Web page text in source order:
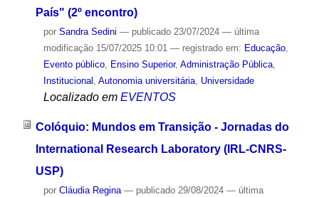
País" (2º encontro)
por Sandra Sedini — publicado23/07/2024 — última
modificação15/07/2025 10:01 — registrado em: Educação,
Evento público, Ensino Superior, Administração Pública,
Institucional Autonomia universitária, Universidade
Localizado em EVENTOS
Colóquio: Mundos em Transição - Jornadas do
International Research Laboratory (IRL-CNRS-
USP)
por Cláudia Regina — publicado29/08/2024 — última